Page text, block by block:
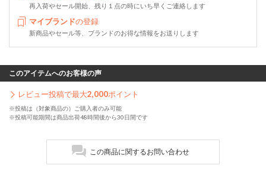
再入荷やセール開始、残り１点の時にいち早くご連絡します
マイブランドの登録
新商品やセール等、ブランドのお得な情報をお送りします
このアイテムへのお客様の声
レビュー投稿で最大2,000ポイント
※投稿は（対象商品の）ご購入者のみ可能
※投稿可能期間は商品出荷48時間後から30日間です
この商品に関するお問い合わせ